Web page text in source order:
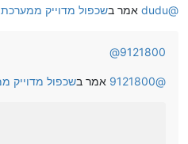
@
dudu אמר בשכפול מדוייק
@9121800
@
9121800 אמר בשכפול מדוייק